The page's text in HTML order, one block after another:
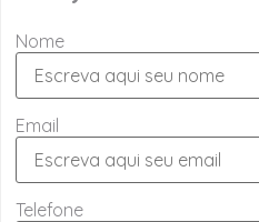
Nome
Email
Telefone